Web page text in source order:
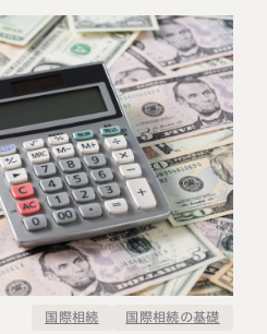
大宮事務所
〒330-0854
埼玉県さいたま市大宮区桜木町一丁目
195番地1
大宮ソラミチKOZ4階
Access
国際相続 国際相続の基礎